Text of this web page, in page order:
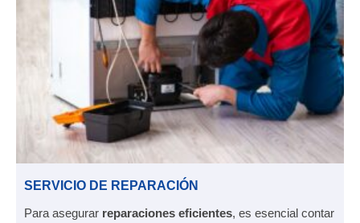
SERVICIO DE REPARACIÓN
Para asegurar reparaciones eficientes, es esencial contar